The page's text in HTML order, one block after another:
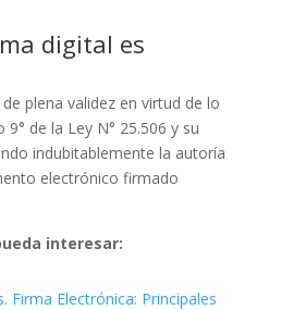
digital es
plena validez en virtud de lo
de la Ley N° 25.506 y su
indubitablemente la autoría
electrónico firmado
interesar:
Firma Electrónica: Principales